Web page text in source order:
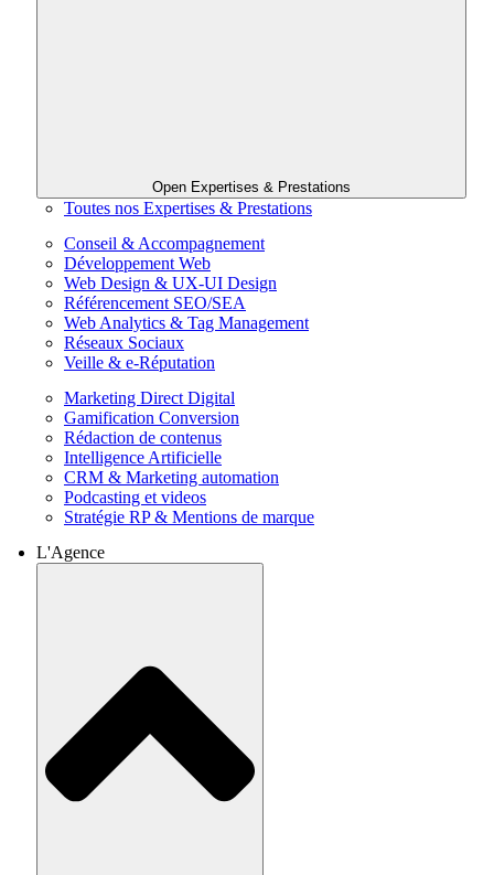
Open Expertises & Prestations
Toutes nos Expertises & Prestations
Conseil & Accompagnement
Développement Web
Web Design & UX-UI Design
Référencement SEO/SEA
Web Analytics & Tag Management
Réseaux Sociaux
Veille & e-Réputation
Marketing Direct Digital
Gamification Conversion
Rédaction de contenus
Intelligence Artificielle
CRM & Marketing automation
Podcasting et videos
Stratégie RP & Mentions de marque
L'Agence